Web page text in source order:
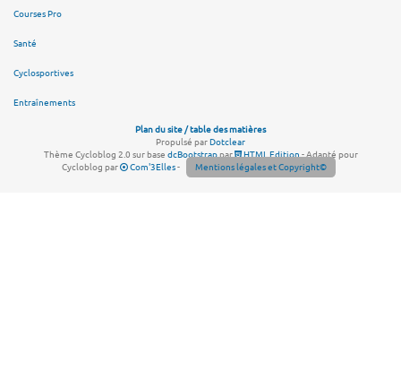
Courses Pro
Santé
Cyclosportives
Entraînements
Plan du site / table des matières
Propulsé parDotclear
Thème Cycloblog 2.0 sur base dcBootstrappar HTML Edition- Adapté pour
Cycloblog par
Com'3Elles- Mentions légales et Copyright©